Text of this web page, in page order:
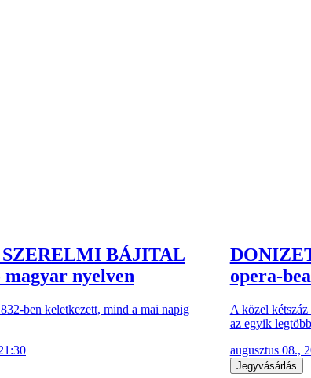
BÁJITAL
magyar nyelven
ben keletkezett, mind a mai napig
opera-
A közel
az egyik
augusztus 08.,
Jegyvásárlás